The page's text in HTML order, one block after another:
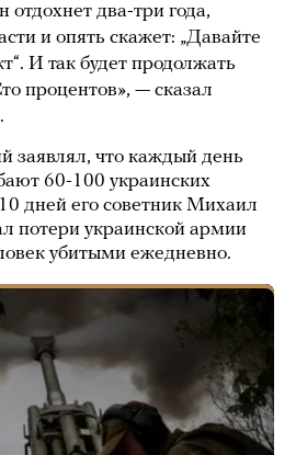
два-три года,
и опять скажет: „Давайте
И так будет продолжать
процентов», — сказал
заявлял, что каждый день
60-100 украинских
дней его советник Михаил
потери украинской армии
убитыми ежедневно.